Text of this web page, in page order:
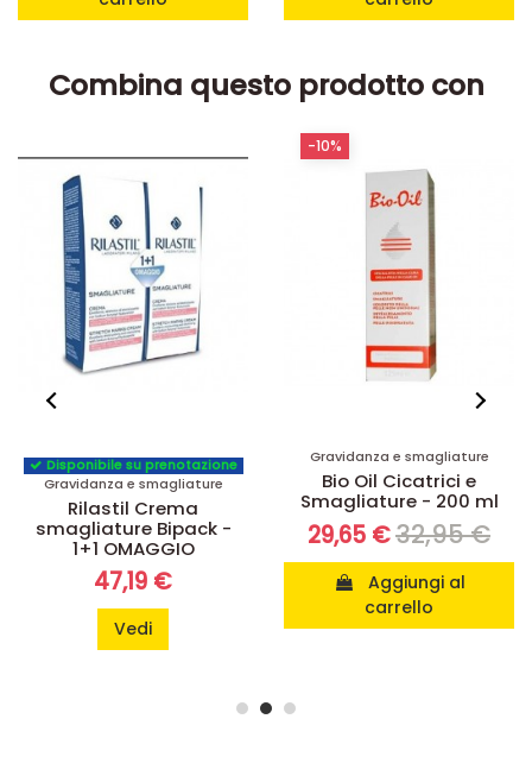
Combina questo prodotto con
Disponibile su prenotazione
Gravidanza e smagliature
Rilastil Crema
smagliature Bipack -
1+1 OMAGGIO
47,19 €
Vedi
Gravidanza e smagliature
Bio Oil Cicatrici e
Smagliature - 200 ml
29,65 €32,95 €
carrello
-10%